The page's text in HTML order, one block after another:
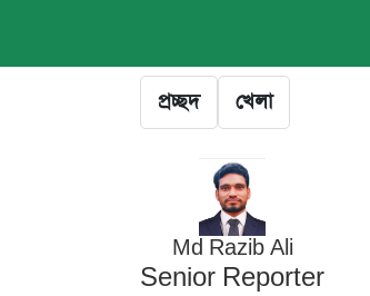
প্রচ্ছদ খেলা
Md Razib Ali
Senior Reporter